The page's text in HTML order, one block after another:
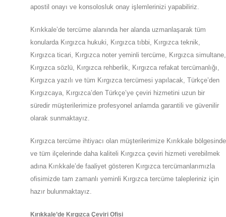
apostil onayı ve konsolosluk onay işlemlerinizi yapabiliriz.
Kırıkkale’de tercüme alanında her alanda uzmanlaşarak tüm
konularda Kırgızca hukuki, Kırgızca tıbbi, Kırgızca teknik,
Kırgızca ticari, Kırgızca noter yeminli tercüme, Kırgızca simultane,
Kırgızca sözlü, Kırgızca rehberlik, Kırgızca refakat tercümanlığı,
Kırgızca yazılı ve tüm Kırgızca tercümesi yapılacak, Türkçe’den
Kırgızcaya, Kırgızca’den Türkçe’ye çeviri hizmetini uzun bir
süredir müşterilerimize profesyonel anlamda garantili ve güvenilir
olarak sunmaktayız.
Kırgızca tercüme ihtiyacı olan müşterilerimize Kırıkkale bölgesinde
ve tüm ilçelerinde daha kaliteli Kırgızca çeviri hizmeti verebilmek
adına Kırıkkale’de faaliyet gösteren Kırgızca tercümanlarımızla
ofisimizde tam zamanlı yeminli Kırgızca tercüme talepleriniz için
hazır bulunmaktayız.
Kırıkkale’de Kırgızca Çeviri Ofisi